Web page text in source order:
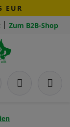
Zum B2B-Shop